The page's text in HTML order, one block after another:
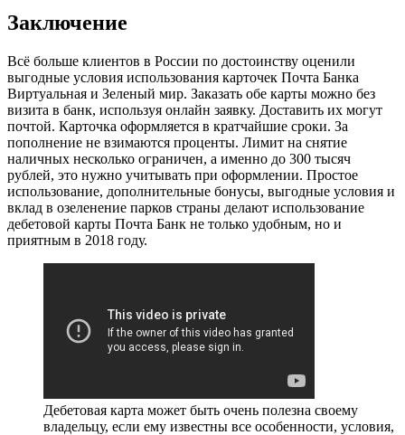
Заключение
Всё больше клиентов в России по достоинству оценили
выгодные условия использования карточек Почта Банка
Виртуальная и Зеленый мир. Заказать обе карты можно без
визита в банк, используя онлайн заявку. Доставить их могут
почтой. Карточка оформляется в кратчайшие сроки. За
пополнение не взимаются проценты. Лимит на снятие
наличных несколько ограничен, а именно до 300 тысяч
рублей, это нужно учитывать при оформлении. Простое
использование, дополнительные бонусы, выгодные условия и
вклад в озеленение парков страны делают использование
дебетовой карты Почта Банк не только удобным, но и
приятным в 2018 году.
Дебетовая карта может быть очень полезна своему
владельцу, если ему известны все особенности, условия,